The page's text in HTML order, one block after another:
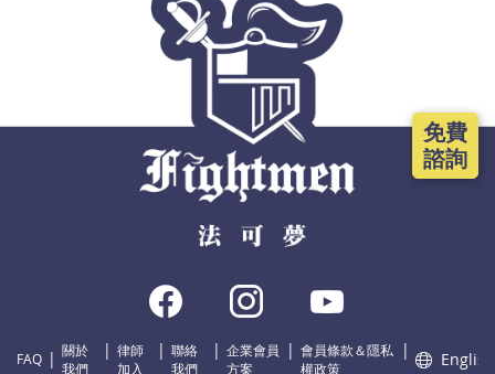
免費
諮詢
FAQ
關於
我們
律師
加入
聯絡
我們
企業會員
方案
會員條款＆隱私
權政策
English